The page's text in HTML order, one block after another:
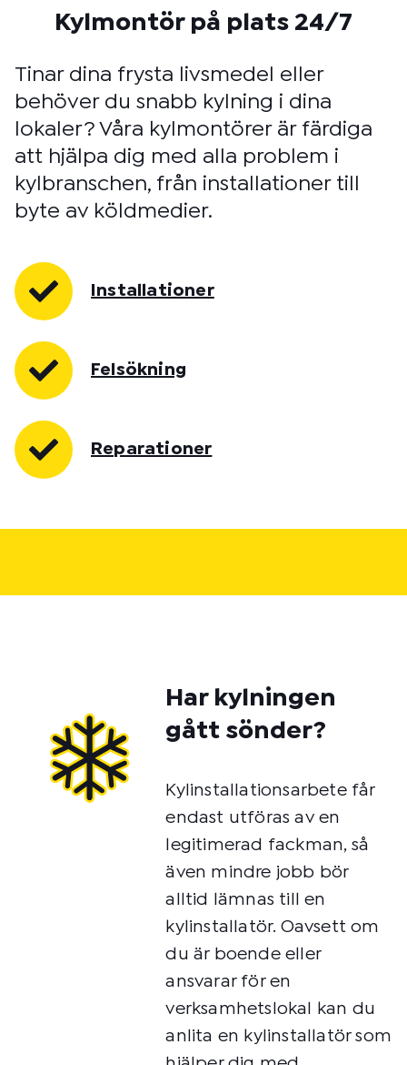
Kylmontör på plats 24/7
Tinar dina frysta livsmedel eller
behöver du snabb kylning i dina
lokaler? Våra kylmontörer är färdiga
att hjälpa dig med alla problem i
kylbranschen, från installationer till
byte av köldmedier.
Installationer
Felsökning
Reparationer
Har kylningen
gått sönder?
Kylinstallationsarbete får
endast utföras av en
legitimerad fackman, så
även mindre jobb bör
alltid lämnas till en
kylinstallatör. Oavsett om
du är boende eller
ansvarar för en
verksamhetslokal kan du
anlita en kylinstallatör som